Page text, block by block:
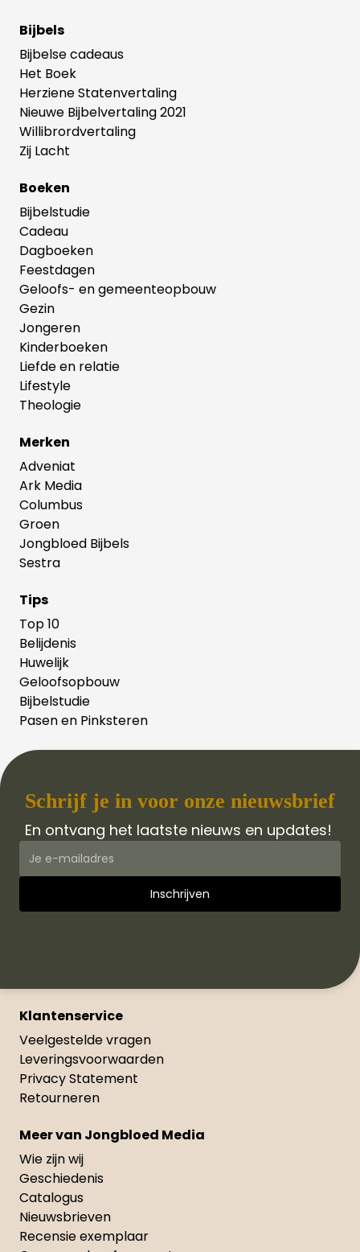
Bijbels
Bijbelse cadeaus
Het Boek
Herziene Statenvertaling
Nieuwe Bijbelvertaling 2021
Willibrordvertaling
Zij Lacht
Boeken
Bijbelstudie
Cadeau
Dagboeken
Feestdagen
Geloofs- en gemeenteopbouw
Gezin
Jongeren
Kinderboeken
Liefde en relatie
Lifestyle
Theologie
Merken
Adveniat
Ark Media
Columbus
Groen
Jongbloed Bijbels
Sestra
Tips
Top 10
Belijdenis
Huwelijk
Geloofsopbouw
Bijbelstudie
Pasen en Pinksteren
Schrijf je in voor onze nieuwsbrief
En ontvang het laatste nieuws en updates!
Klantenservice
Veelgestelde vragen
Leveringsvoorwaarden
Privacy Statement
Retourneren
Meer van Jongbloed Media
Wie zijn wij
Geschiedenis
Catalogus
Nieuwsbrieven
Recensie exemplaar